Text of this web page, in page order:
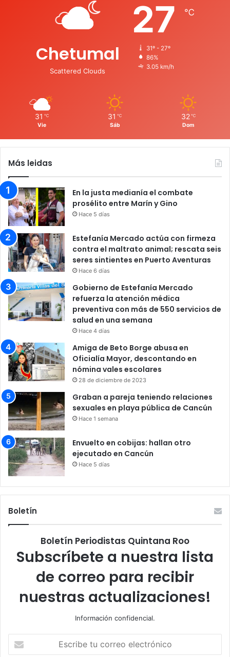
Chetumal
Scattered Clouds
27 ℃
31º - 27º
86%
3.05 km/h
31 ℃
Vie
31 ℃
Sáb
32 ℃
Dom
Más leidas
En la justa medianía el combate
prosélito entre Marín y Gino
Hace 5 días
Estefanía Mercado actúa con firmeza
contra el maltrato animal; rescata seis
seres sintientes en Puerto Aventuras
Hace 6 días
Gobierno de Estefanía Mercado
refuerza la atención médica
preventiva con más de 550 servicios de
salud en una semana
Hace 4 días
Amiga de Beto Borge abusa en
Oficialía Mayor, descontando en
nómina vales escolares
28 de diciembre de 2023
Graban a pareja teniendo relaciones
sexuales en playa pública de Cancún
Hace 1 semana
Envuelto en cobijas: hallan otro
ejecutado en Cancún
Hace 5 días
Boletín
Boletín Periodistas Quintana Roo
Subscríbete a nuestra lista
de correo para recibir
nuestras actualizaciones!
Información confidencial.